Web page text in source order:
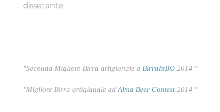
dissetante.
"Seconda Migliore Birra artigianale a BirraInBO 2014 "
"Migliore Birra artigianale adAlma Beer Contest2014 "